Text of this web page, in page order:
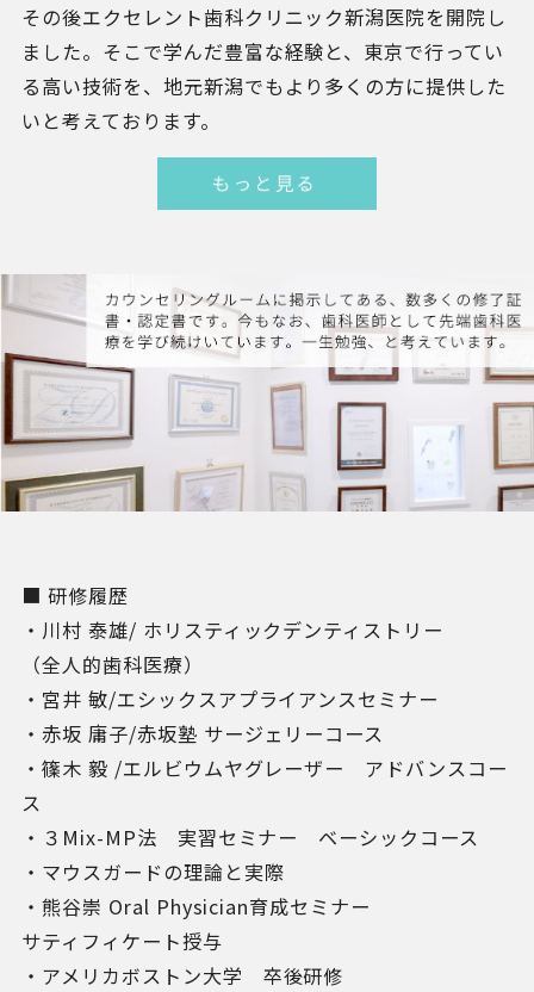
その後エクセレント歯科クリニック新潟医院を開院し
ました。そこで学んだ豊富な経験と、東京で行ってい
る高い技術を、地元新潟でもより多くの方に提供した
いと考えております。
■ 研修履歴
・川村 泰雄/ ホリスティックデンティストリー
（全人的歯科医療）
・宮井 敏/エシックスアプライアンスセミナー
・赤坂 庸子/赤坂塾 サージェリーコース
・篠木 毅 /エルビウムヤグレーザー アドバンスコー
ス
・３Mix-MP法 実習セミナー ベーシックコース
・マウスガードの理論と実際
・熊谷崇 Oral Physician育成セミナー
サティフィケート授与
・アメリカボストン大学 卒後研修